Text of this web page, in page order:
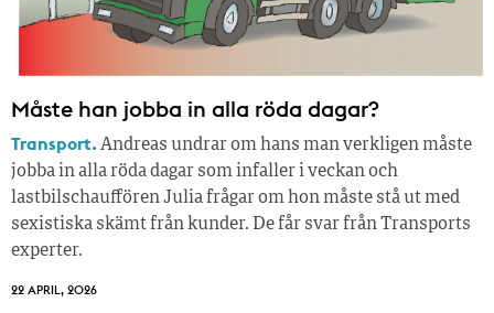
Måste han jobba in alla röda dagar?
Transport.Andreas undrar om hans man verkligen måste
jobba in alla röda dagar som infaller i veckan och
lastbilschauffören Julia frågar om hon måste stå ut med
sexistiska skämt från kunder. De får svar från Transports
experter.
22 APRIL, 2026